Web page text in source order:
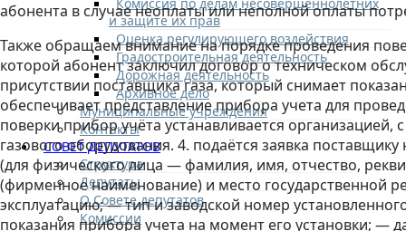
и защите их прав
Оценка регулирующего воздействия
Градостроительная деятельность
Дорожная деятельность
Архивное дело
Муниципальные учреждения
Контакты
СОВЕТ ДЕПУТАТОВ
Структура
Депутаты
О Совете депутатов
Комиссии
абонента в случае неоплаты или неполной оплаты
Также обращаем внимание на порядке проведения
которой абонент заключил договор о техническом
присутствии поставщика газа, который снимает
обеспечивает представление прибора учета для
поверки прибор учёта устанавливается
газового оборудования. 4. подаётся заявка
(для физического лица — фамилия, имя, отчество,
(фирменное наименование) и место государственной
эксплуатацию; — тип и заводской номер
показания прибора учета на момент его установки; —